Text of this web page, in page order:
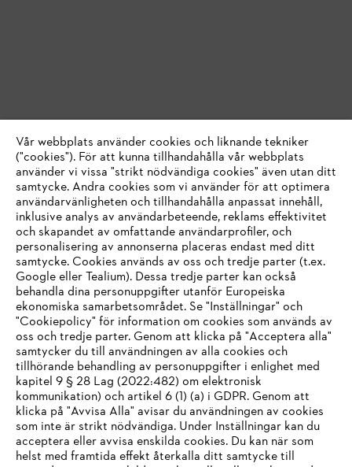
IHR BROWSER WIRD NICHT
UNTERSTÜTZT
Sie nutzen einen Browser, den wir noch nicht unterstützen. Für
Vår webbplats använder cookies och liknande tekniker
("cookies"). För att kunna tillhandahålla vår webbplats
använder vi vissa "strikt nödvändiga cookies" även utan ditt
samtycke. Andra cookies som vi använder för att optimera
användarvänligheten och tillhandahålla anpassat innehåll,
inklusive analys av användarbeteende, reklams effektivitet
och skapandet av omfattande användarprofiler, och
personalisering av annonserna placeras endast med ditt
samtycke. Cookies används av oss och tredje parter (t.ex.
Google eller Tealium). Dessa tredje parter kan också
behandla dina personuppgifter utanför Europeiska
ekonomiska samarbetsområdet. Se "Inställningar" och
"Cookiepolicy" för information om cookies som används av
oss och tredje parter. Genom att klicka på "Acceptera alla"
samtycker du till användningen av alla cookies och
tillhörande behandling av personuppgifter i enlighet med
kapitel 9 § 28 Lag (2022:482) om elektronisk
kommunikation) och artikel 6 (1) (a) i GDPR. Genom att
klicka på "Avvisa Alla" avisar du användningen av cookies
som inte är strikt nödvändiga. Under Inställningar kan du
acceptera eller avvisa enskilda cookies. Du kan när som
helst med framtida effekt återkalla ditt samtycke till